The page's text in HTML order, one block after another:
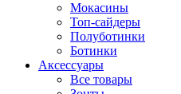
Мокасины
Топ-сайдеры
Полуботинки
Ботинки
Аксессуары
Все товары